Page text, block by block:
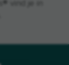
vind je in